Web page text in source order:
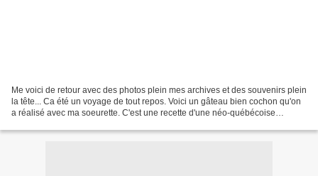
Me voici de retour avec des photos plein mes archives et des souvenirs plein
la tête... Ca été un voyage de tout repos. Voici un gâteau bien cochon qu'on
a réalisé avec ma soeurette. C'est une recette d'une néo-québécoise